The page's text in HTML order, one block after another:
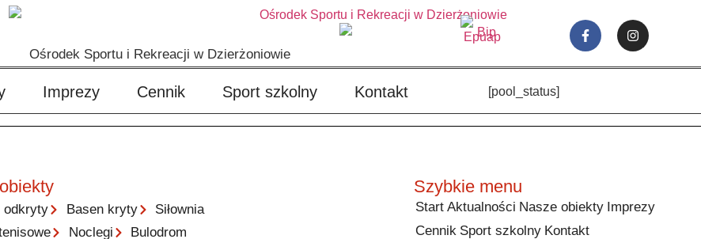
Ośrodek Sportu i Rekreacji w Dzierżoniowie
Imprezy Cennik Sport szkolny Kontakt [pool_status]
odkryty Basen kryty
Siłownia
Noclegi
Bulodrom
Szybkie menu
Start Aktualności Nasze obiekty Imprezy
Cennik Sport szkolny Kontakt